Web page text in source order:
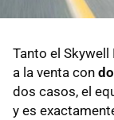
Tanto el
a la venta con
dos casos, el
y es